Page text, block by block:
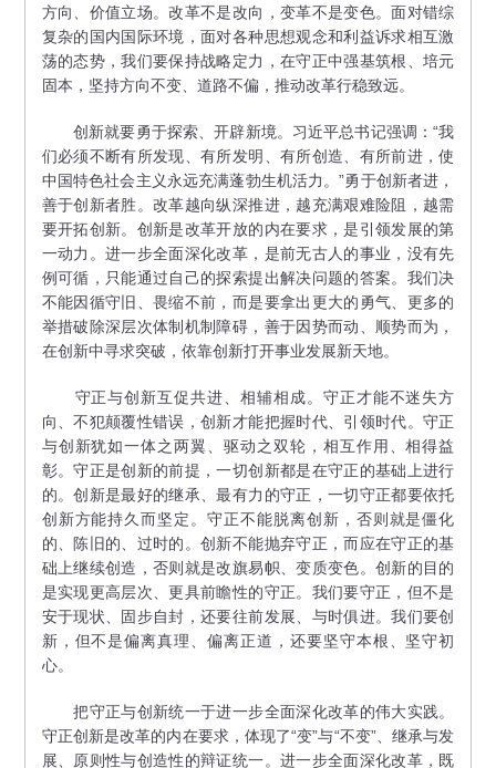
方向、价值立场。改革不是改向，变革不是变色。面对错综
复杂的国内国际环境，面对各种思想观念和利益诉求相互激
荡的态势，我们要保持战略定力，在守正中强基筑根、培元
固本，坚持方向不变、道路不偏，推动改革行稳致远。
创新就要勇于探索、开辟新境。习近平总书记强调：“我
们必须不断有所发现、有所发明、有所创造、有所前进，使
中国特色社会主义永远充满蓬勃生机活力。”勇于创新者进，
善于创新者胜。改革越向纵深推进，越充满艰难险阻，越需
要开拓创新。创新是改革开放的内在要求，是引领发展的第
一动力。进一步全面深化改革，是前无古人的事业，没有先
例可循，只能通过自己的探索提出解决问题的答案。我们决
不能因循守旧、畏缩不前，而是要拿出更大的勇气、更多的
举措破除深层次体制机制障碍，善于因势而动、顺势而为，
在创新中寻求突破，依靠创新打开事业发展新天地。
守正与创新互促共进、相辅相成。守正才能不迷失方
向、不犯颠覆性错误，创新才能把握时代、引领时代。守正
与创新犹如一体之两翼、驱动之双轮，相互作用、相得益
彰。守正是创新的前提，一切创新都是在守正的基础上进行
的。创新是最好的继承、最有力的守正，一切守正都要依托
创新方能持久而坚定。守正不能脱离创新，否则就是僵化
的、陈旧的、过时的。创新不能抛弃守正，而应在守正的基
础上继续创造，否则就是改旗易帜、变质变色。创新的目的
是实现更高层次、更具前瞻性的守正。我们要守正，但不是
安于现状、固步自封，还要往前发展、与时俱进。我们要创
新，但不是偏离真理、偏离正道，还要坚守本根、坚守初
心。
把守正与创新统一于进一步全面深化改革的伟大实践。
守正创新是改革的内在要求，体现了“变”与“不变”、继承与发
展、原则性与创造性的辩证统一。进一步全面深化改革，既